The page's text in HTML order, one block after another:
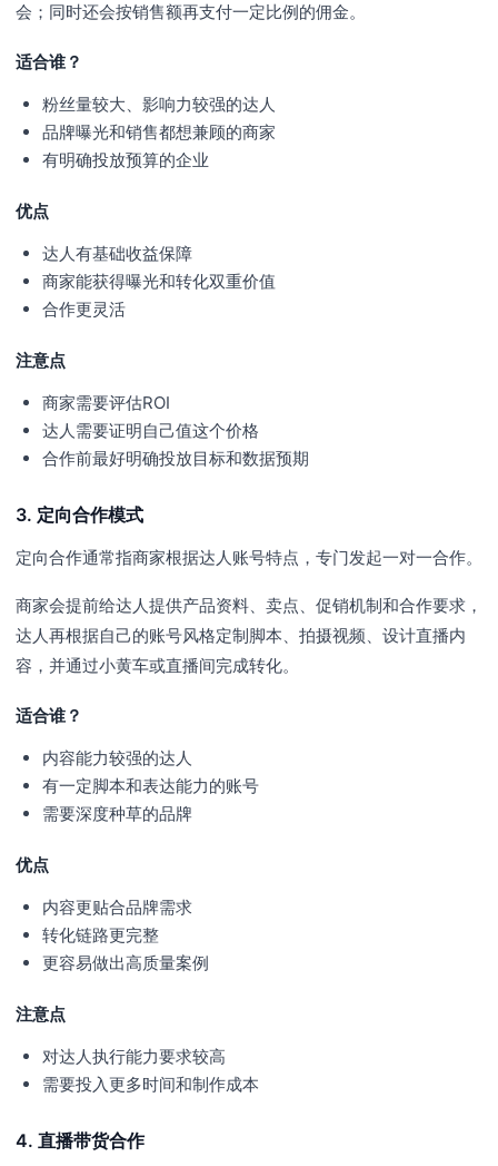
会；同时还会按销售额再支付一定比例的佣金。
适合谁？
粉丝量较大、影响力较强的达人
品牌曝光和销售都想兼顾的商家
有明确投放预算的企业
优点
达人有基础收益保障
商家能获得曝光和转化双重价值
合作更灵活
注意点
商家需要评估ROI
达人需要证明自己值这个价格
合作前最好明确投放目标和数据预期
3. 定向合作模式
定向合作通常指商家根据达人账号特点，专门发起一对一合作。
商家会提前给达人提供产品资料、卖点、促销机制和合作要求，
达人再根据自己的账号风格定制脚本、拍摄视频、设计直播内
容，并通过小黄车或直播间完成转化。
适合谁？
内容能力较强的达人
有一定脚本和表达能力的账号
需要深度种草的品牌
优点
内容更贴合品牌需求
转化链路更完整
更容易做出高质量案例
注意点
对达人执行能力要求较高
需要投入更多时间和制作成本
4. 直播带货合作